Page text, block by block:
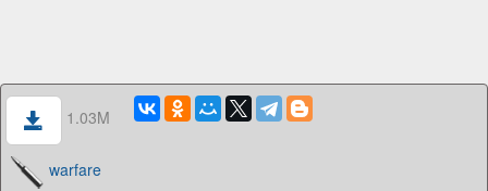
1.03M
warfare